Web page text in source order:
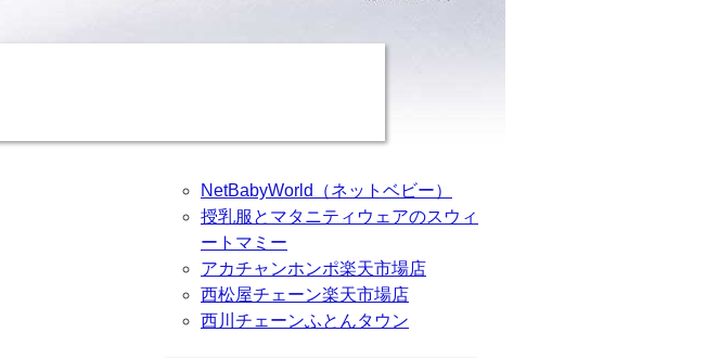
NetBabyWorld（ネットベビー）
授乳服とマタニティウェアのスウィ
ートマミー
アカチャンホンポ楽天市場店
西松屋チェーン楽天市場店
西川チェーンふとんタウン